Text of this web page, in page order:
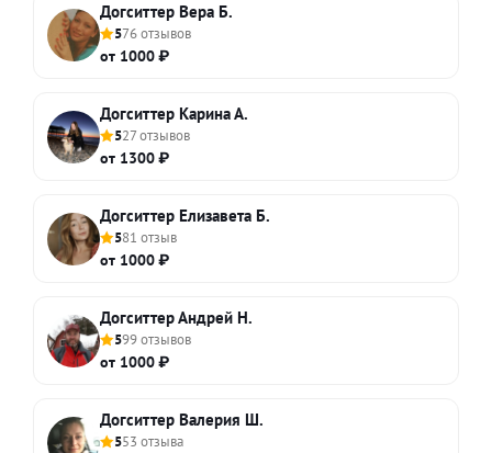
Догситтер Вера Б.
576 отзывов
от 1000 ₽
Догситтер Карина А.
527 отзывов
от 1300 ₽
Догситтер Елизавета Б.
581 отзыв
от 1000 ₽
Догситтер Андрей Н.
599 отзывов
от 1000 ₽
Догситтер Валерия Ш.
553 отзыва